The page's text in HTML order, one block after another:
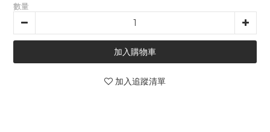
數量
加入購物車
加入追蹤清單